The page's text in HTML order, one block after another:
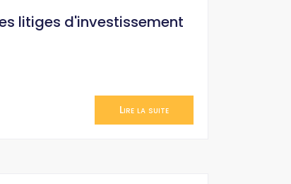
litiges d'investissement
Lire la suite